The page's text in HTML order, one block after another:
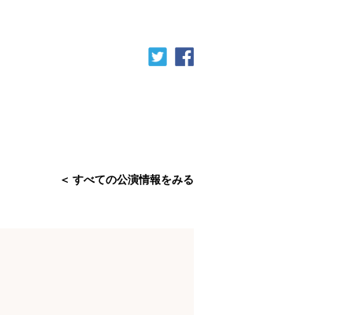
すべての公演情報をみる